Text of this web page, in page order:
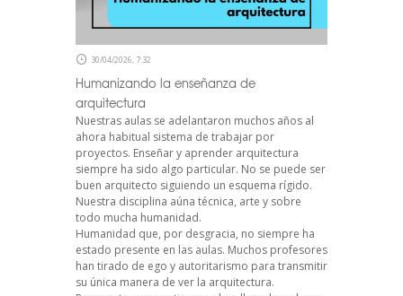
30/04/2026, 7:32
Humanizando la enseñanza de
arquitectura
Nuestras aulas se adelantaron muchos años al
ahora habitual sistema de trabajar por
proyectos. Enseñar y aprender arquitectura
siempre ha sido algo particular. No se puede ser
buen arquitecto siguiendo un esquema rígido.
Nuestra disciplina aúna técnica, arte y sobre
todo mucha humanidad.
Humanidad que, por desgracia, no siempre ha
estado presente en las aulas. Muchos profesores
han tirado de ego y autoritarismo para transmitir
su única manera de ver la arquitectura.